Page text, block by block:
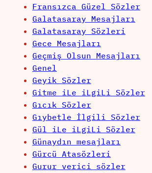
Fransızca Güzel Sözler
Galatasaray Mesajları
Galatasaray Sözleri
Gece Mesajları
Geçmiş Olsun Mesajları
Genel
Geyik Sözler
Gitme iLe iLgiLi Sözler
Gıcık Sözler
Gıybetle İlgili Sözler
Gül iLe iLgiLi Sözler
Günaydın mesajları
Gürcü Atasözleri
Gurur verici sözler